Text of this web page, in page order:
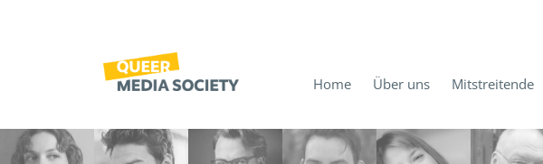
Home Über uns Mitstreitende